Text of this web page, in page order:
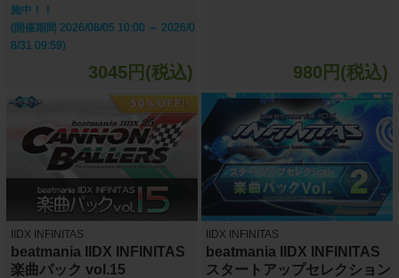
施中！！
(開催期間 2026/08/05 10:00 ～ 2026/0
8/31 09:59)
3045円(税込) 980円(税込)
IIDX INFINITAS
beatmania IIDX INFINITAS
楽曲パック vol.15
IIDX INFINITAS
beatmania IIDX INFINITAS
スタートアップセレクション